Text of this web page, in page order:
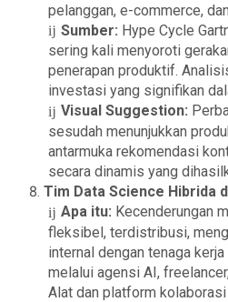
pelanggan, e-commerce,
Sumber: Hype Cycle
sering kali menyoroti
penerapan produktif.
investasi yang signifikan
Visual Suggestion:
sesudah menunjukkan
antarmuka rekomendasi
secara dinamis yang
Tim Data Science Hibrida
Apa itu: Kecenderungan
fleksibel, terdistribusi,
internal dengan tenaga
melalui agensi AI,
Alat dan platform